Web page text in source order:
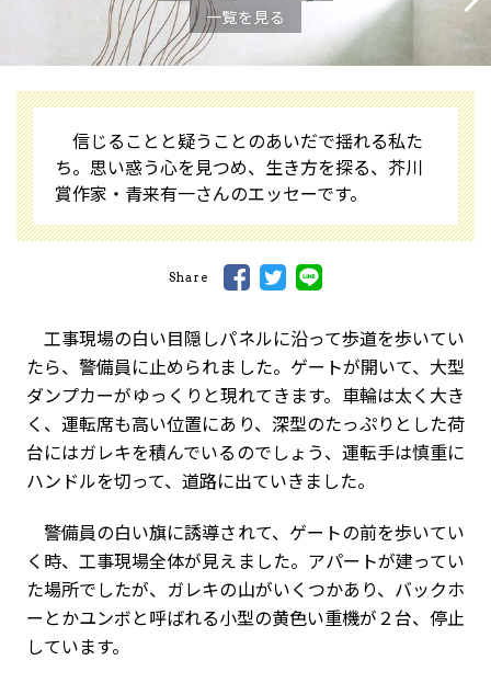
一覧を見る
信じることと疑うことのあいだで揺れる私た
ち。思い惑う心を見つめ、生き方を探る、芥川
賞作家・青来有一さんのエッセーです。
Share
工事現場の白い目隠しパネルに沿って歩道を歩いてい
たら、警備員に止められました。ゲートが開いて、大型
ダンプカーがゆっくりと現れてきます。車輪は太く大き
く、運転席も高い位置にあり、深型のたっぷりとした荷
台にはガレキを積んでいるのでしょう、運転手は慎重に
ハンドルを切って、道路に出ていきました。
警備員の白い旗に誘導されて、ゲートの前を歩いてい
く時、工事現場全体が見えました。アパートが建ってい
た場所でしたが、ガレキの山がいくつかあり、バックホ
ーとかユンボと呼ばれる小型の黄色い重機が２台、停止
しています。